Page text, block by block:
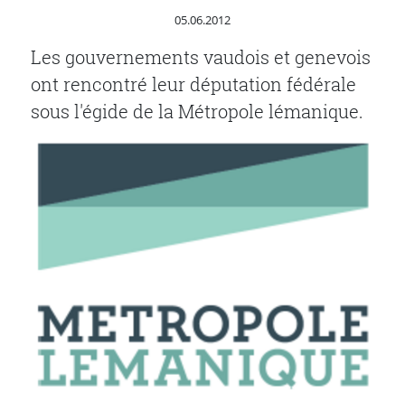
Publié le
05.06.2012
Les gouvernements vaudois et genevois
ont rencontré leur députation fédérale
sous l'égide de la Métropole lémanique.